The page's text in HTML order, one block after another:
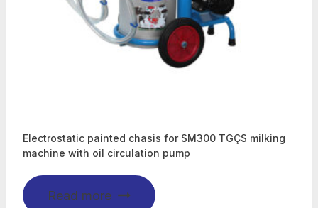
Electrostatic painted chasis for SM300 TGÇS milking
machine with oil circulation pump
Read more